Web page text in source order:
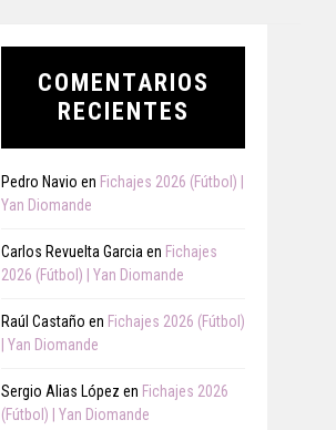
COMENTARIOS
RECIENTES
Pedro Navio en Fichajes 2026 (Fútbol) |
Yan Diomande
Carlos Revuelta Garcia en Fichajes
2026 (Fútbol) | Yan Diomande
Raúl Castaño en Fichajes 2026 (Fútbol)
| Yan Diomande
Sergio Alias López en Fichajes 2026
(Fútbol) | Yan Diomande